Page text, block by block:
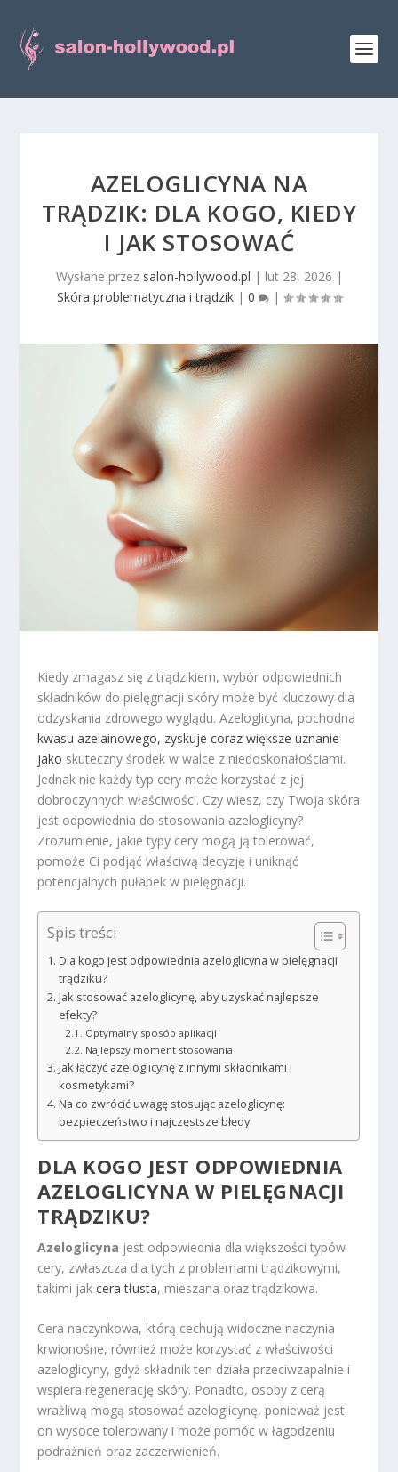
AZELOGLICYNA NA
TRĄDZIK: DLA KOGO, KIEDY
I JAK STOSOWAĆ
Wysłane przez salon-hollywood.pl | lut 28, 2026 |
Skóra problematyczna i trądzik| 0 |
Kiedy zmagasz się z trądzikiem, wybór odpowiednich
składników do pielęgnacji skóry może być kluczowy dla
odzyskania zdrowego wyglądu. Azeloglicyna, pochodna
kwasu azelainowego, zyskuje coraz większe uznanie
jako skuteczny środek w walce z niedoskonałościami.
Jednak nie każdy typ cery może korzystać z jej
dobroczynnych właściwości. Czy wiesz, czy Twoja skóra
jest odpowiednia do stosowania azeloglicyny?
Zrozumienie, jakie typy cery mogą ją tolerować,
pomoże Ci podjąć właściwą decyzję i uniknąć
potencjalnych pułapek w pielęgnacji.
Spis treści
Dla kogo jest odpowiednia azeloglicyna w pielęgnacji
trądziku?
Jak stosować azeloglicynę, aby uzyskać najlepsze
efekty?
Optymalny sposób aplikacji
Najlepszy moment stosowania
Jak łączyć azeloglicynę z innymi składnikami i
kosmetykami?
Na co zwrócić uwagę stosując azeloglicynę:
bezpieczeństwo i najczęstsze błędy
DLA KOGO JEST ODPOWIEDNIA
AZELOGLICYNA W PIELĘGNACJI
TRĄDZIKU?
Azeloglicyna jest odpowiednia dla większości typów
cery, zwłaszcza dla tych z problemami trądzikowymi,
takimi jakcera tłusta, mieszana oraz trądzikowa.
Cera naczynkowa, którą cechują widoczne naczynia
krwionośne, również może korzystać z właściwości
azeloglicyny, gdyż składnik ten działa przeciwzapalnie i
wspiera regenerację skóry. Ponadto, osoby z cerą
wrażliwą mogą stosować azeloglicynę, ponieważ jest
on wysoce tolerowany i może pomóc w łagodzeniu
podrażnień oraz zaczerwienień.